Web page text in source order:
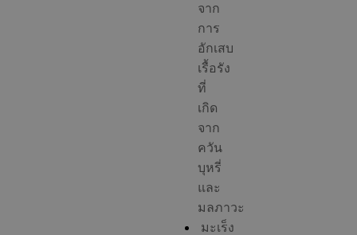
จาก
การ
อักเสบ
เรื้อรัง
ที่
เกิด
จาก
ควัน
บุหรี่
และ
มลภาวะ
มะเร็ง